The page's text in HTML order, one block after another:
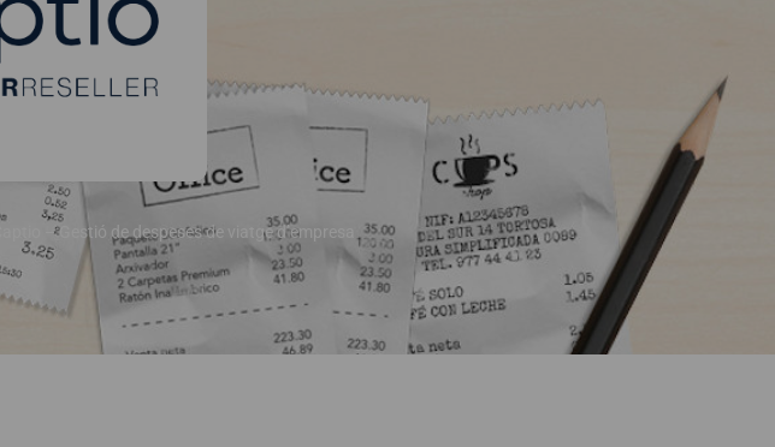
Captio – Gestió de despeses de viatge d’empresa